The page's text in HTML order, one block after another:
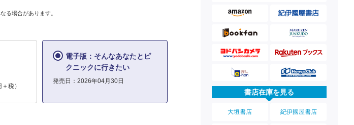
る場合があります。
税）
電子版：そんなあなたとピ
クニックに行きたい
発売日：2026年04月30日
書店在庫を見る
大垣書店 紀伊國屋書店